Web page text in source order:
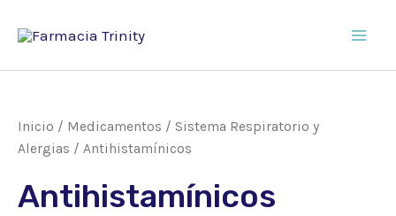
Inicio / Medicamentos / Sistema Respiratorio y
Alergias / Antihistamínicos
Antihistamínicos